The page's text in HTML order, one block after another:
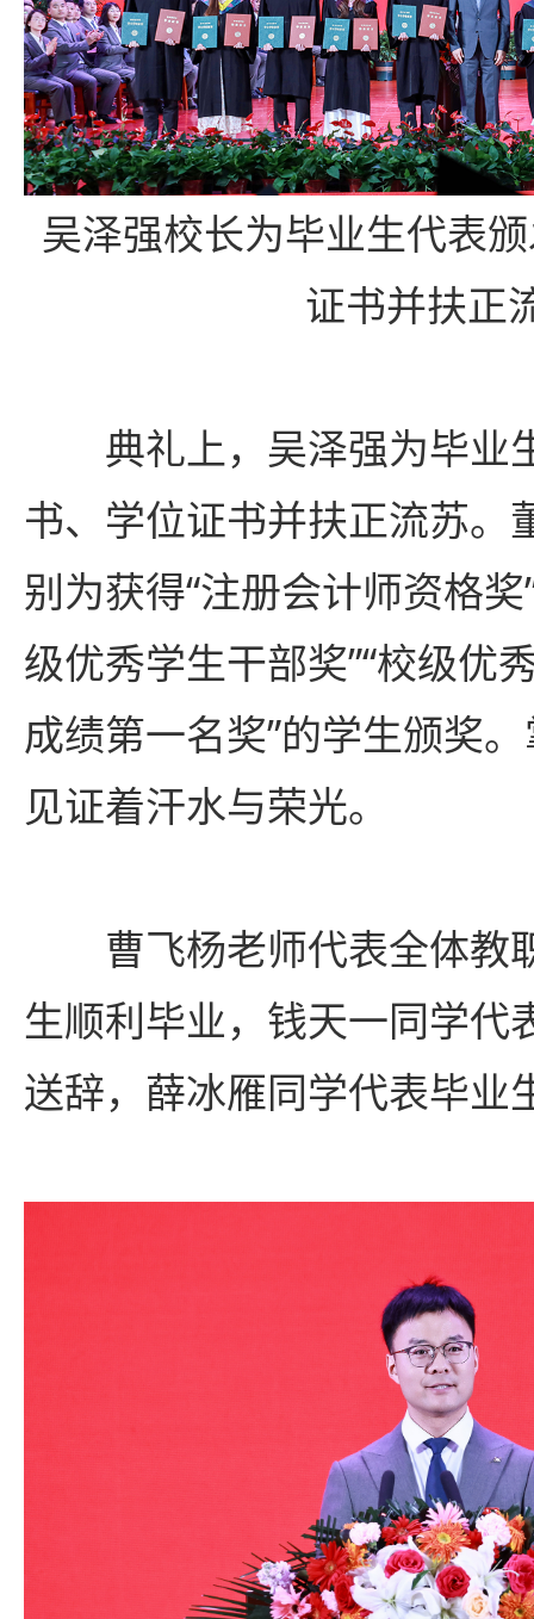
吴泽强校长为毕业生代表
证书并扶正
典礼上， 吴泽强为毕业
书、学位证书并扶正流苏。
别为获得“注册会计师资格奖
级优秀学生干部奖”“校级优
成绩第一名奖”的学生颁奖
见证着汗水与荣光。
曹飞杨老师代表全体教
生顺利毕业，钱天一同学代
送辞，薛冰雁同学代表毕业